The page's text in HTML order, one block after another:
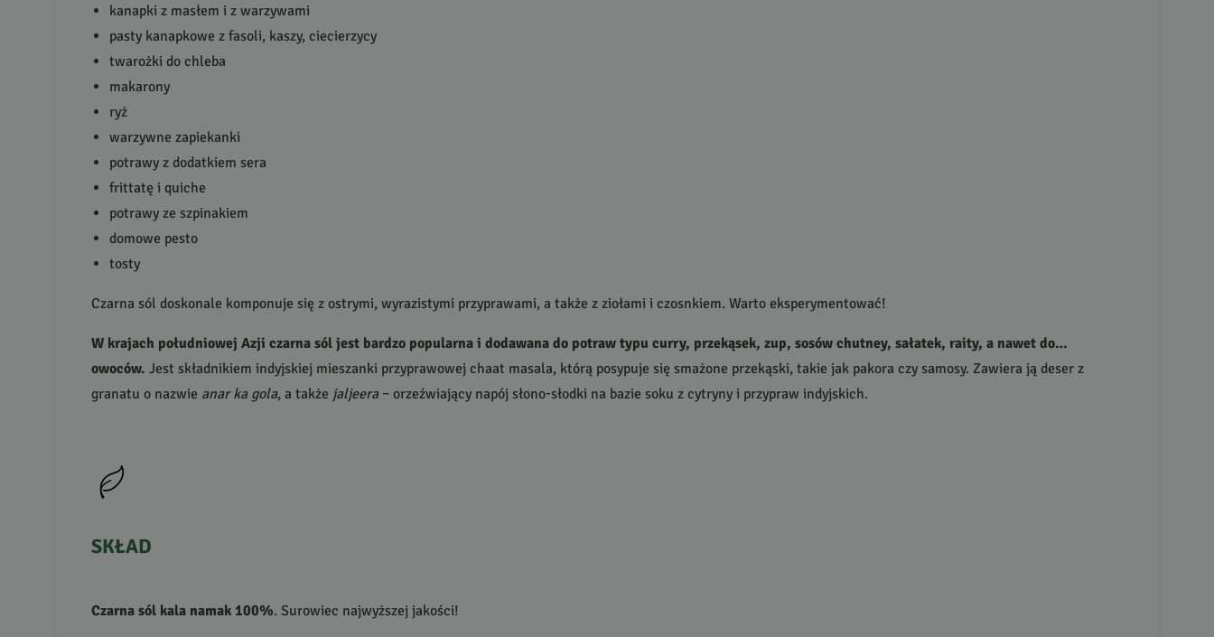
kanapki z masłem i z warzywami
pasty kanapkowe z fasoli, kaszy, ciecierzycy
twarożki do chleba
makarony
ryż
warzywne zapiekanki
potrawy z dodatkiem sera
frittatę i quiche
potrawy ze szpinakiem
domowe pesto
tosty
Czarna sól doskonale komponuje się z ostrymi, wyrazistymi przyprawami, a także z ziołami i czosnkiem. Warto eksperymentować!
W krajach południowej Azji czarna sól jest bardzo popularna i dodawana do potraw typu curry, przekąsek, zup, sosów chutney, sałatek, raity, a nawet do…
owoców. Jest składnikiem indyjskiej mieszanki przyprawowej chaat masala, którą posypuje się smażone przekąski, takie jak pakora czy samosy. Zawiera ją deser z
granatu o nazwie anar ka gola, a także jaljeera– orzeźwiający napój słono-słodki na bazie soku z cytryny i przypraw indyjskich.
SKŁAD
Czarna sól kala namak 100%. Surowiec najwyższej jakości!